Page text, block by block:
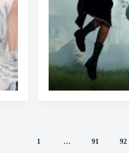
1 … 91 92